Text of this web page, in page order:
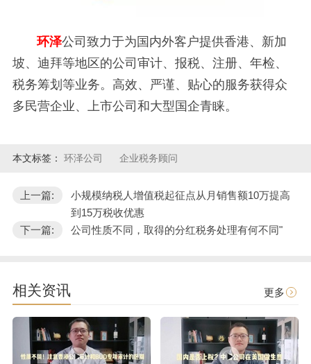
环泽公司致力于为国内外客户提供香港、新加
坡、迪拜等地区的公司审计、报税、注册、年检、
税务筹划等业务。高效、严谨、贴心的服务获得众
多民营企业、上市公司和大型国企青睐。
本文标签： 环泽公司 企业税务顾问
上一篇:
小规模纳税人增值税起征点从月销售额10万提高
到15万税收优惠
下一篇:
公司性质不同，取得的分红税务处理有何不同"
相关资讯 更多